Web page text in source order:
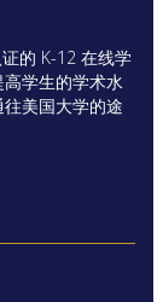
的 K-12 在线学
学生的学术水
美国大学的途